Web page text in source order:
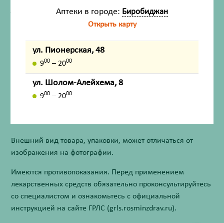
Жизненно важный
Нет
Инструкция по применению
Описание
Назначение
Внешний вид товара, упаковки, может отличаться от
изображения на фотографии.
Имеются противопоказания. Перед применением
лекарственных средств обязательно проконсультируйтесь
со специалистом и ознакомьтесь с официальной
инструкцией на сайте ГРЛС (grls.rosminzdrav.ru).
Аптеки в городе: Биробиджан
Открыть карту
ул. Пионерская, 48
900 – 2000
ул. Шолом-Алейхема, 8
900 – 2000